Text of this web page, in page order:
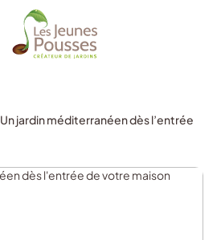
Un jardin méditerranéen dès l’entrée